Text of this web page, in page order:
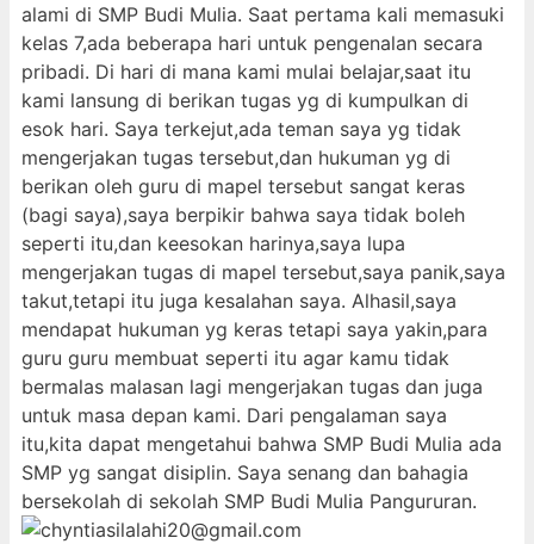
alami di SMP Budi Mulia. Saat pertama kali memasuki
kelas 7,ada beberapa hari untuk pengenalan secara
pribadi. Di hari di mana kami mulai belajar,saat itu
kami lansung di berikan tugas yg di kumpulkan di
esok hari. Saya terkejut,ada teman saya yg tidak
mengerjakan tugas tersebut,dan hukuman yg di
berikan oleh guru di mapel tersebut sangat keras
(bagi saya),saya berpikir bahwa saya tidak boleh
seperti itu,dan keesokan harinya,saya lupa
mengerjakan tugas di mapel tersebut,saya panik,saya
takut,tetapi itu juga kesalahan saya. Alhasil,saya
mendapat hukuman yg keras tetapi saya yakin,para
guru guru membuat seperti itu agar kamu tidak
bermalas malasan lagi mengerjakan tugas dan juga
untuk masa depan kami. Dari pengalaman saya
itu,kita dapat mengetahui bahwa SMP Budi Mulia ada
SMP yg sangat disiplin. Saya senang dan bahagia
bersekolah di sekolah SMP Budi Mulia Pangururan.